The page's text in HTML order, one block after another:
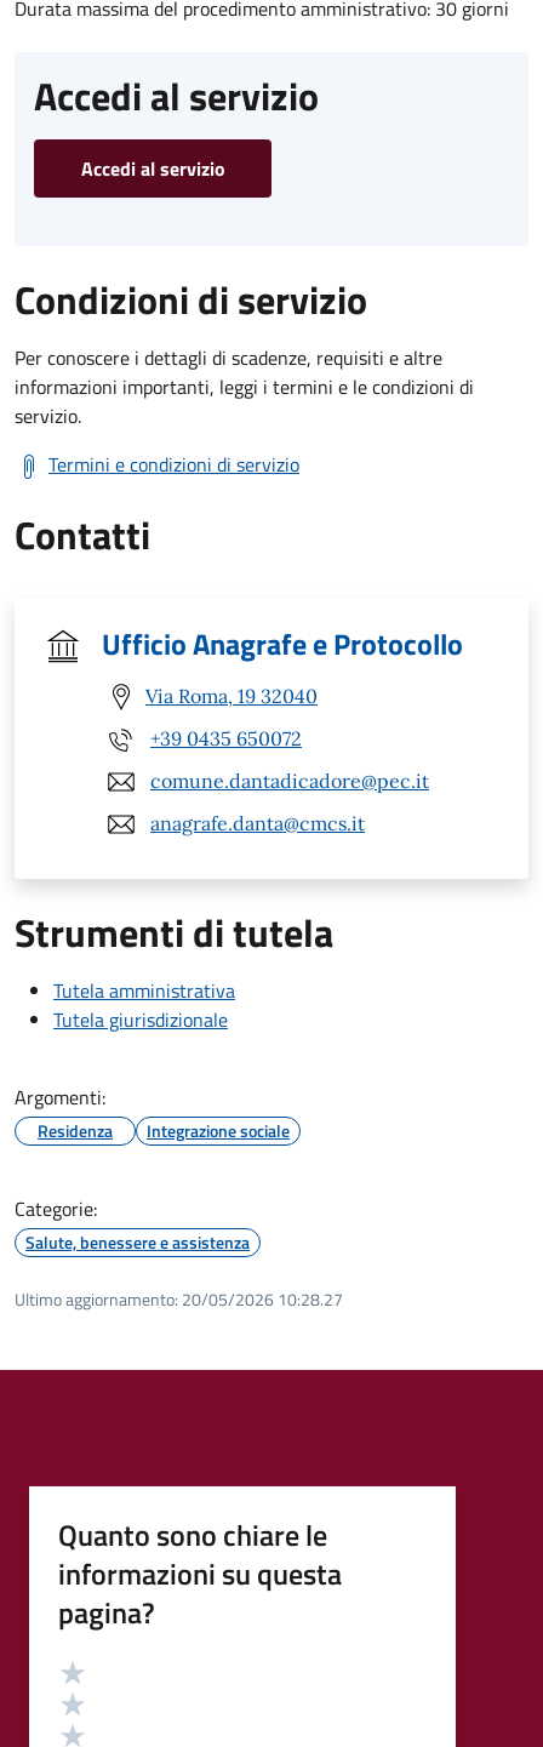
Durata massima del procedimento amministrativo: 30 giorni
Accedi al servizio
Accedi al servizio
Condizioni di servizio
Per conoscere i dettagli di scadenze, requisiti e altre
informazioni importanti, leggi i termini e le condizioni di
servizio.
Termini e condizioni di servizio
Contatti
Ufficio Anagrafe e Protocollo
Via Roma, 19 32040
+39 0435 650072
comune.dantadicadore@pec.it
anagrafe.danta@cmcs.it
Strumenti di tutela
Tutela amministrativa
Tutela giurisdizionale
Argomenti:
Residenza Integrazione sociale
Categorie:
Salute, benessere e assistenza
Ultimo aggiornamento: 20/05/2026 10:28.27
Quanto sono chiare le
informazioni su questa
pagina?
Valutazione